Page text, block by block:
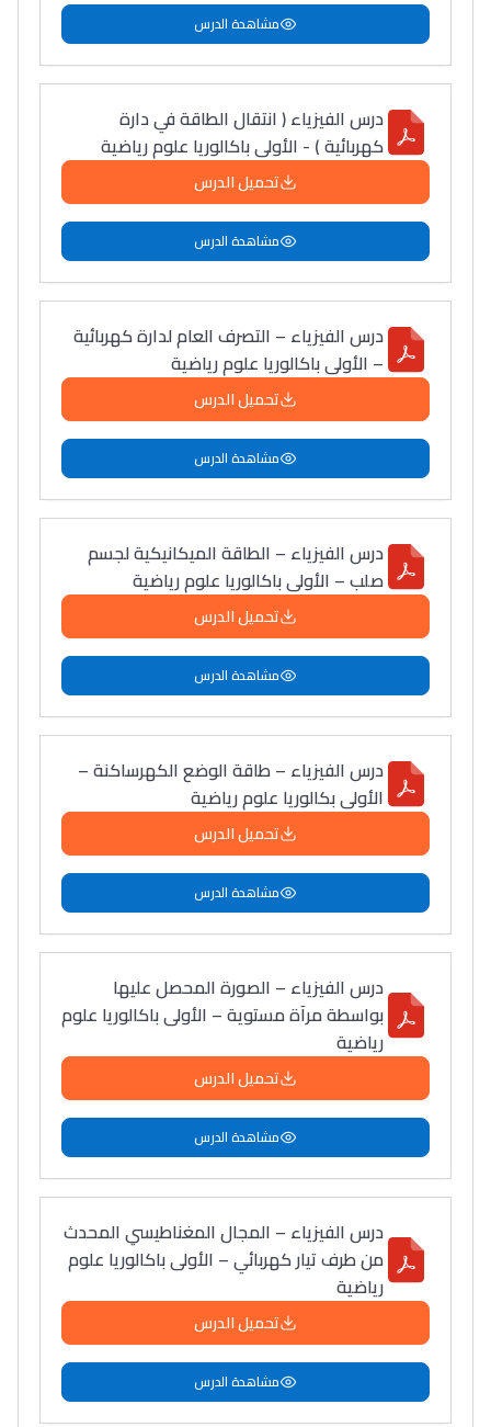
التعليم الثانوي التأهيلي
Collège au Maroc
التعليم الثانوي الإعدادي
Post-Bac
Interviews/Vidéos
+ de 89 Interviews/Vidéos
دليل المهن
دليل التوجيه
التوجيه بالثانوي و الإعدادي
Ki Derti Liha
باش تقدر تساعد الناس
يلقاو التوازن من الدّاخل
ومن الخارج، بشرى
أمسكين بنات مسارها
خطوة بخطوة - مترجم
القراية و الخدمة فمجال
تقويم البصر مع المختصّة
مريم الزواكي
مسار عبد العزيز فتيشي،
المبدع فمجال الديكور و
النحت اللي كيحلم يحيي
أكادير أوفلا
سقطت فالباك و سنة
2011 بدّلاتني بزّاف، مسار
إلياس أريدال، إطار
فمنظّمة دولية
مهنة التّرجمة، العمل
مشاهدة الدرس
درس الفيزياء ( انتقال الطاقة في دارة
كهربائية ) - الأولى باكالوريا علوم رياضية
تحميل الدرس
مشاهدة الدرس
درس الفيزياء – التصرف العام لدارة كهربائية
– الأولى باكالوريا علوم رياضية
تحميل الدرس
مشاهدة الدرس
درس الفيزياء – الطاقة الميكانيكية لجسم
صلب – الأولى باكالوريا علوم رياضية
تحميل الدرس
مشاهدة الدرس
درس الفيزياء – طاقة الوضع الكهرساكنة –
الأولى بكالوريا علوم رياضية
تحميل الدرس
مشاهدة الدرس
درس الفيزياء – الصورة المحصل عليها
بواسطة مرآة مستوية – الأولى باكالوريا علوم
رياضية
تحميل الدرس
مشاهدة الدرس
درس الفيزياء – المجال المغناطيسي المحدث
من طرف تيار كهربائي – الأولى باكالوريا علوم
رياضية
تحميل الدرس
مشاهدة الدرس